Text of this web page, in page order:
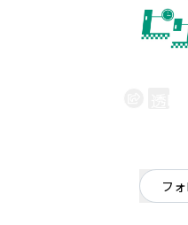
フ